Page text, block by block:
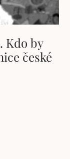
Kdo by
české